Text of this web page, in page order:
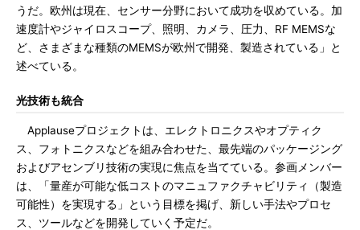
うだ。欧州は現在、センサー分野において成功を収めている。加
速度計やジャイロスコープ、照明、カメラ、圧力、RF MEMSな
ど、さまざまな種類のMEMSが欧州で開発、製造されている」と
述べている。
光技術も統合
Applauseプロジェクトは、エレクトロニクスやオプティク
ス、フォトニクスなどを組み合わせた、最先端のパッケージング
およびアセンブリ技術の実現に焦点を当てている。参画メンバー
は、「量産が可能な低コストのマニュファクチャビリティ（製造
可能性）を実現する」という目標を掲げ、新しい手法やプロセ
ス、ツールなどを開発していく予定だ。